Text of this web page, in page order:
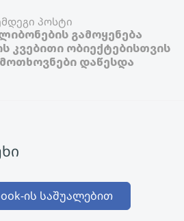
პოსტი
გამოყენება
კვებითი ობიექტებისთვის
მოთხოვნები დაწესდა
ის საშუალებით